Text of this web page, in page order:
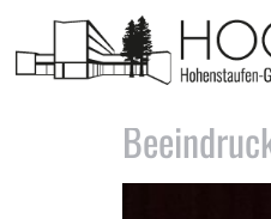
Tag:26.